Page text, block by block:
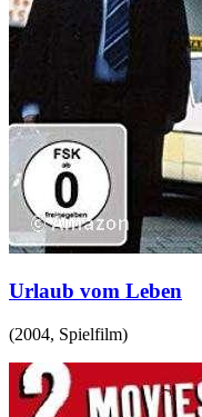
Urlaub vom Leben
(2004, Spielfilm)